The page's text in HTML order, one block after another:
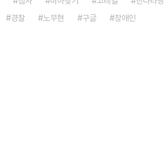
경찰 노무현 구글 장애인